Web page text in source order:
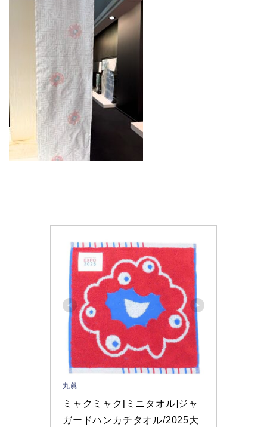
丸眞
ミャクミャク[ミニタオル]ジャ
ガードハンカチタオル/2025大